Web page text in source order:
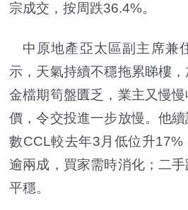
宗成交，按周跌36.4%。
中原地產亞太區副主席兼
示，天氣持續不穩拖累睇樓
金檔期筍盤匱乏，業主又慢
價，令交投進一步放慢。他
數CCL較去年3月低位升
逾兩成，買家需時消化；二
平穩。